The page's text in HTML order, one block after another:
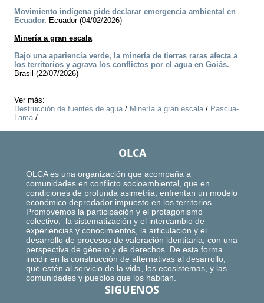
Movimiento indígena pide declarar emergencia ambiental en
Ecuador. Ecuador (04/02/2026)
Minería a gran escala
Bajo una apariencia verde, la minería de tierras raras afecta a
los territorios y agrava los conflictos por el agua en Goiás.
Brasil (22/07/2026)
Ver más:
Destrucción de fuentes de agua/ Minería a gran escala/ Pascua-
Lama/
OLCA
OLCA es una organización que acompaña a
comunidades en conflicto socioambiental, que en
condiciones de profunda asimetría, enfrentan un modelo
económico depredador impuesto en los territorios.
Promovemos la participación y el protagonismo
colectivo, la sistematización y el intercambio de
experiencias y conocimientos, la articulación y el
desarrollo de procesos de valoración identitaria, con una
perspectiva de género y de derechos. De esta forma
incidir en la construcción de alternativas al desarrollo,
que estén al servicio de la vida, los ecosistemas, y las
comunidades y pueblos que los habitan.
SIGUENOS